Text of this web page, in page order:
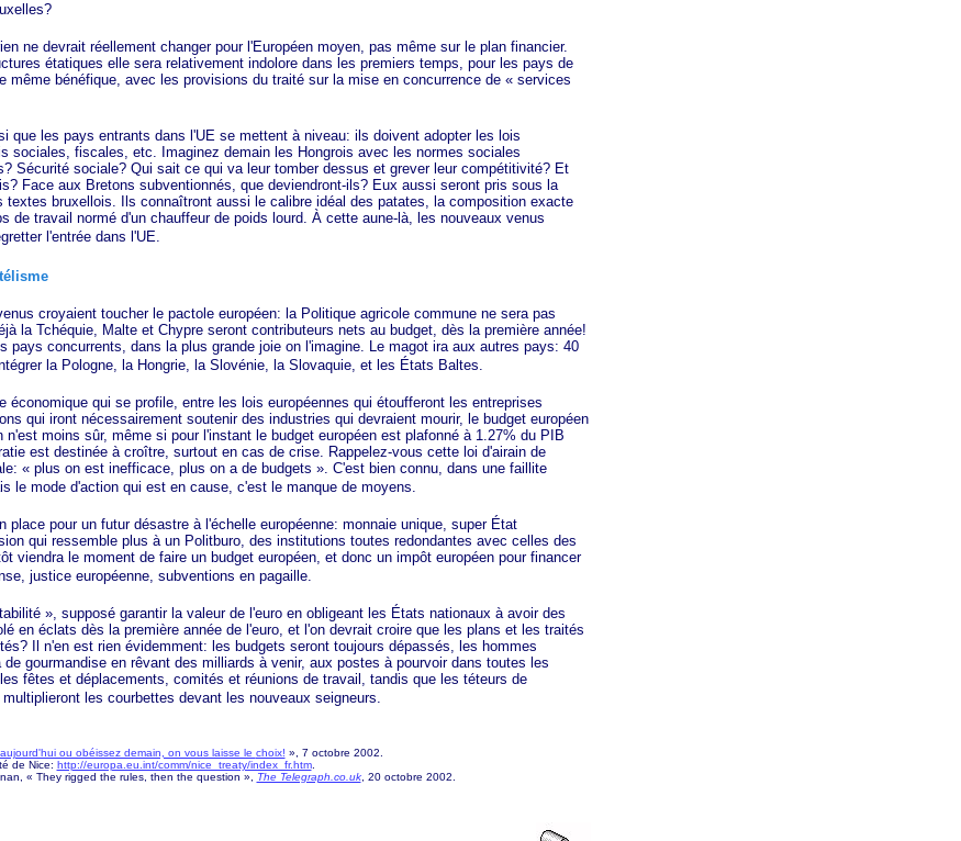
devrait réellement changer pour l'Européen moyen, pas même sur le plan financier.
étatiques elle sera relativement indolore dans les premiers temps, pour les pays de
même bénéfique, avec les provisions du traité sur la mise en concurrence de « services
les pays entrants dans l'UE se mettent à niveau: ils doivent adopter les lois
sociales, fiscales, etc. Imaginez demain les Hongrois avec les normes sociales
Sécurité sociale? Qui sait ce qui va leur tomber dessus et grever leur compétitivité? Et
Face aux Bretons subventionnés, que deviendront-ils? Eux aussi seront pris sous la
textes bruxellois. Ils connaîtront aussi le calibre idéal des patates, la composition exacte
de travail normé d'un chauffeur de poids lourd. À cette aune-là, les nouveaux venus
l'entrée dans l'UE.
croyaient toucher le pactole européen: la Politique agricole commune ne sera pas
la Tchéquie, Malte et Chypre seront contributeurs nets au budget, dès la première année!
pays concurrents, dans la plus grande joie on l'imagine. Le magot ira aux autres pays: 40
la Pologne, la Hongrie, la Slovénie, la Slovaquie, et les États Baltes.
qui se profile, entre les lois européennes qui étoufferont les entreprises
qui iront nécessairement soutenir des industries qui devraient mourir, le budget européen
n'est moins sûr, même si pour l'instant le budget européen est plafonné à 1.27% du PIB
est destinée à croître, surtout en cas de crise. Rappelez-vous cette loi d'airain de
« plus on est inefficace, plus on a de budgets ». C'est bien connu, dans une faillite
le mode d'action qui est en cause, c'est le manque de moyens.
pour un futur désastre à l'échelle européenne: monnaie unique, super État
qui ressemble plus à un Politburo, des institutions toutes redondantes avec celles des
viendra le moment de faire un budget européen, et donc un impôt européen pour financer
justice européenne, subventions en pagaille.
», supposé garantir la valeur de l'euro en obligeant les États nationaux à avoir des
en éclats dès la première année de l'euro, et l'on devrait croire que les plans et les traités
Il n'en est rien évidemment: les budgets seront toujours dépassés, les hommes
gourmandise en rêvant des milliards à venir, aux postes à pourvoir dans toutes les
fêtes et déplacements, comités et réunions de travail, tandis que les téteurs de
les courbettes devant les nouveaux seigneurs.
ou obéissez demain, on vous laisse le choix! » , 7 octobre 2002.
de Nice: http://europa.eu.int/comm/nice_treaty/index_fr.htm.
« They rigged the rules, then the question »,
The Telegraph.co.uk, 20 octobre 2002.